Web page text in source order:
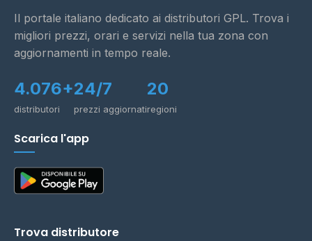
Il portale italiano dedicato ai distributori GPL. Trova i
migliori prezzi, orari e servizi nella tua zona con
aggiornamenti in tempo reale.
4.076+
distributori
24/7
prezzi aggiornati
20
regioni
Scarica l'app
Trova distributore